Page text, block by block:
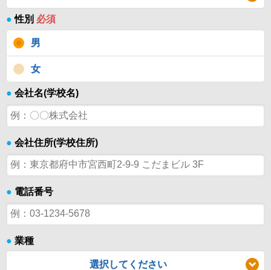
● 性別 必須
男
女
● 会社名(学校名)
● 会社住所(学校住所)
● 電話番号
● 業種
選択してください